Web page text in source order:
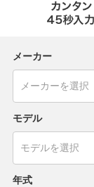
メーカー
モデル
年式